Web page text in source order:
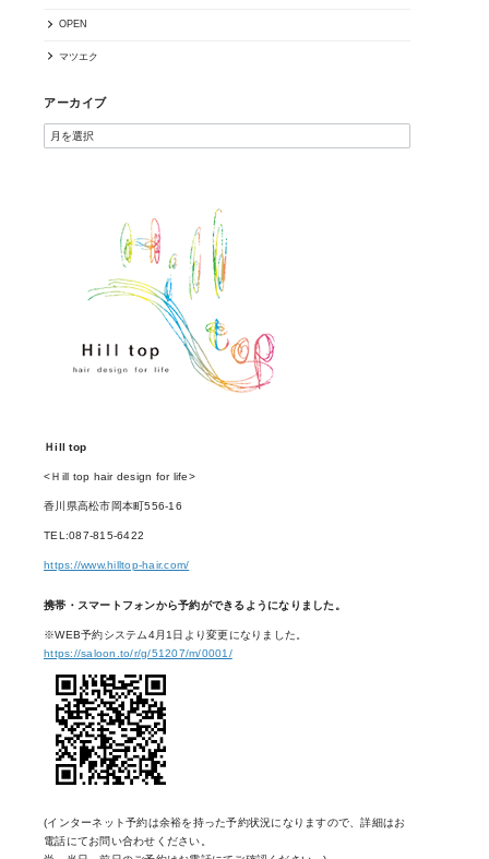
OPEN
マツエク
アーカイブ
Ｈill top
<Ｈill top hair design for life>
香川県高松市岡本町556-16
TEL:087-815-6422
https://www.hilltop-hair.com/
携帯・スマートフォンから予約ができるようになりました。
※WEB予約システム4月1日より変更になりました。
https://saloon.to/r/g/51207/m/0001/
(インターネット予約は余裕を持った予約状況になりますので、詳細はお
電話にてお問い合わせください。